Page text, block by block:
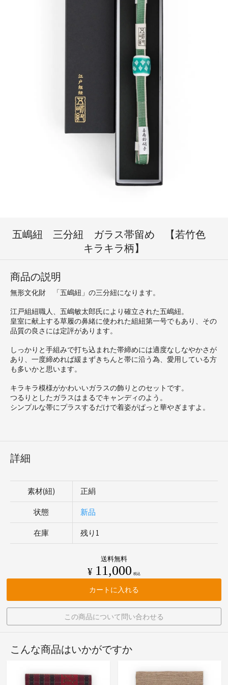
五嶋紐 三分紐 ガラス帯留め 【若竹色
キラキラ柄】
商品の説明
無形文化財 「五嶋紐」の三分紐になります。
江戸組紐職人、五嶋敏太郎氏により確立された五嶋紐。
皇室に献上する草履の鼻緒に使われた組紐第一号でもあり、その
品質の良さには定評があります。
しっかりと手組みで打ち込まれた帯締めには適度なしなやかさが
あり、一度締めれば緩まずきちんと帯に沿う為、愛用している方
も多いかと思います。
キラキラ模様がかわいいガラスの飾りとのセットです。
つるりとしたガラスはまるでキャンディのよう。
シンプルな帯にプラスするだけで着姿がぱっと華やぎますよ。
詳細
素材(紐) 正絹
状態 新品
在庫 残り1
送料無料
¥ 11,000 税込
カートに入れる
この商品について問い合わせる
こんな商品はいかがですか